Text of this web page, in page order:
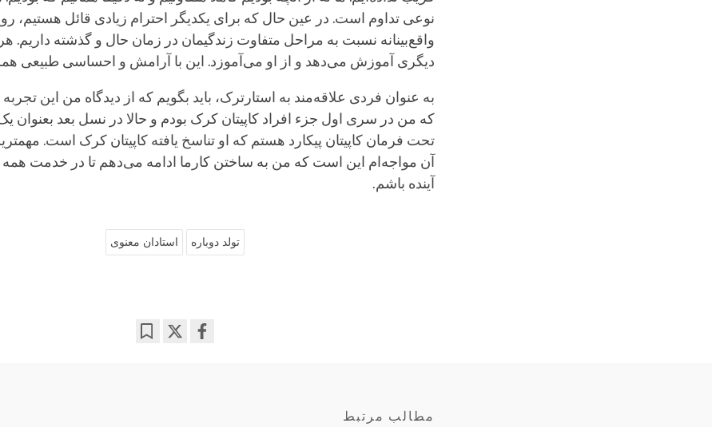
نوعی تداوم است. در عین حال که برای یکدیگر احترام زیادی قائل هستیم،
واقع‌بینانه نسبت به مراحل متفاوت زندگیمان در زمان حال و گذشته داریم.
دیگری آموزش می‌دهد و از او می‌آموزد. این با آرامش و احساسی طبیعی
به عنوان فردی علاقه‌مند به استارترک، باید بگویم که از دیدگاه من این
که من در سری اول جزء افراد کاپیتان کرک بودم و حالا در نسل بعد بعنوان
تحت فرمان کاپیتان پیکارد هستم که او تناسخ یافته کاپیتان کرک است.
آن مواجه‌ام این است که من به ساختن کارما ادامه می‌دهم تا در خدمت همه
آینده باشم.
تولد دوباره استادان معنوی
مطالب مرتبط